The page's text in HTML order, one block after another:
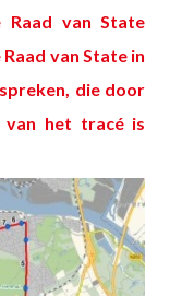
van State
van State in
die door
van het tracé is